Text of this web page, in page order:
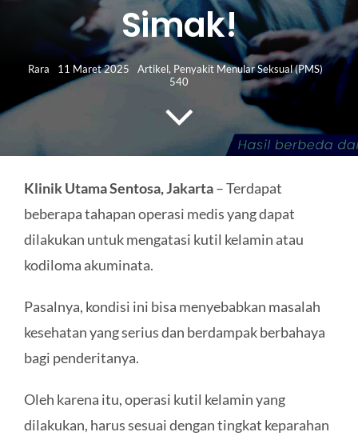
Simak!
Rara 11 Maret 2025 Artikel, Penyakit Menular Seksual (PMS)
540
Klinik Utama Sentosa, Jakarta– Terdapat
beberapa tahapan operasi medis yang dapat
dilakukan untuk mengatasi kutil kelamin atau
kodiloma akuminata.
Pasalnya, kondisi ini bisa menyebabkan masalah
kesehatan yang serius dan berdampak berbahaya
bagi penderitanya.
Oleh karena itu, operasi kutil kelamin yang
dilakukan, harus sesuai dengan tingkat keparahan